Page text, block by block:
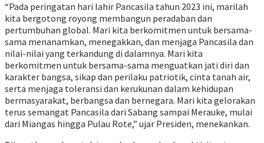
“Pada peringatan hari lahir Pancasila tahun 2023 ini, marilah
kita bergotong royong membangun peradaban dan
pertumbuhan global. Mari kita berkomitmen untuk bersama-
sama menanamkan, menegakkan, dan menjaga Pancasila dan
nilai-nilai yang terkandung di dalamnya. Mari kita
berkomitmen untuk bersama-sama menguatkan jati diri dan
karakter bangsa, sikap dan perilaku patriotik, cinta tanah air,
serta menjaga toleransi dan kerukunan dalam kehidupan
bermasyarakat, berbangsa dan bernegara. Mari kita gelorakan
terus semangat Pancasila dari Sabang sampai Merauke, mulai
dari Miangas hingga Pulau Rote,” ujar Presiden, menekankan.